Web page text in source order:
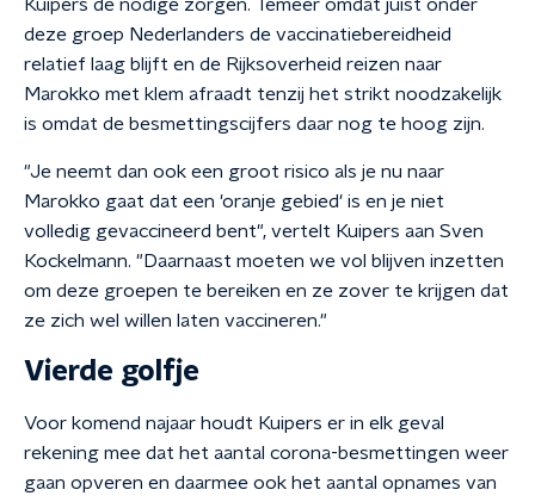
Kuipers de nodige zorgen. Temeer omdat juist onder
deze groep Nederlanders de vaccinatiebereidheid
relatief laag blijft en de Rijksoverheid reizen naar
Marokko met klem afraadt tenzij het strikt noodzakelijk
is omdat de besmettingscijfers daar nog te hoog zijn.
"Je neemt dan ook een groot risico als je nu naar
Marokko gaat dat een 'oranje gebied' is en je niet
volledig gevaccineerd bent", vertelt Kuipers aan Sven
Kockelmann. "Daarnaast moeten we vol blijven inzetten
om deze groepen te bereiken en ze zover te krijgen dat
ze zich wel willen laten vaccineren."
Vierde golfje
Voor komend najaar houdt Kuipers er in elk geval
rekening mee dat het aantal corona-besmettingen weer
gaan opveren en daarmee ook het aantal opnames van